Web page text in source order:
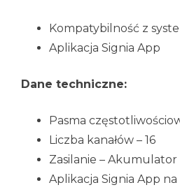
Kompatybilność z
Aplikacja Signia App
Dane techniczne:
Pasma
Liczba kanałów – 16
Zasilanie – Akumulator
Aplikacja Signia App